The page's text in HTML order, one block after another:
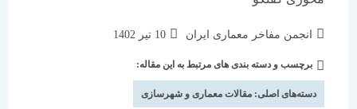
انجمن مفاخر معماری ایران
نوشته
شده
است:
10 تیر 1402
برچسب و دسته بندی های مرتبط به این مقاله:
دسته‌های اصلی:مقالات معماری و شهرسازی